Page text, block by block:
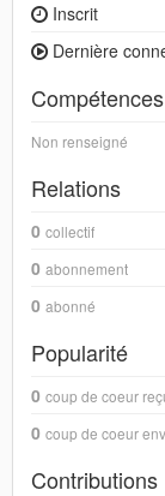
Inscrit
Dernière
Compétences
Non renseigné
Relations
0 collectif
0 abonnement
0 abonné
Popularité
0 coup de coeur
0 coup de coeur
Contributions